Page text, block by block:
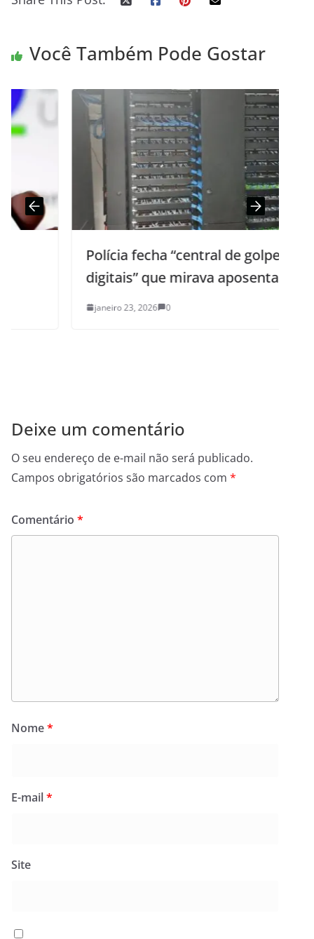
Você Também Pode Gostar
Polícia fecha “central de golpes
digitais” que mirava aposentados
janeiro 23, 2026 0
Deixe um comentário
O seu endereço de e-mail não será publicado.
Campos obrigatórios são marcados com *
Comentário *
Nome*
E-mail*
Site